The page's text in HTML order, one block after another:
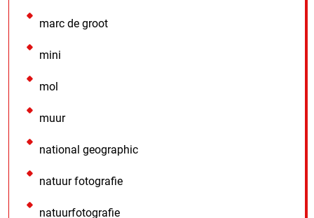
marc de groot
mini
mol
muur
national geographic
natuur fotografie
natuurfotografie